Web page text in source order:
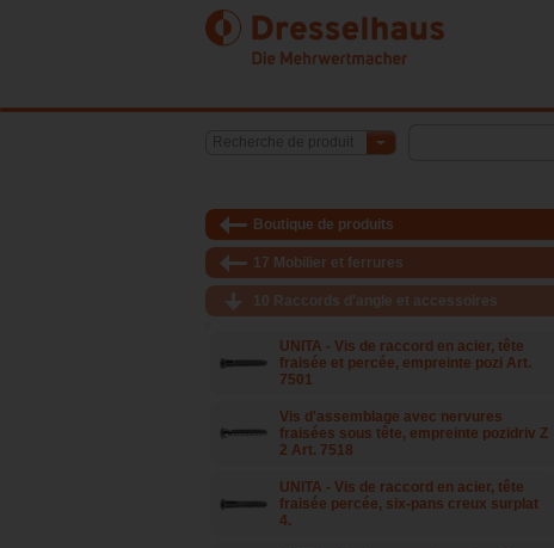
Recherche de produit
Boutique de produits
17 Mobilier et ferrures
10 Raccords d'angle et accessoires
UNITA - Vis de raccord en acier, tête
fraisée et percée, empreinte pozi Art.
7501
Vis d'assemblage avec nervures
fraisées sous tête, empreinte pozidriv Z
2 Art. 7518
UNITA - Vis de raccord en acier, tête
fraisée percée, six-pans creux surplat
4.